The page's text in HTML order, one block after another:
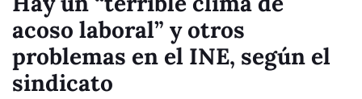
acoso laboral” y otros
problemas en el INE, según el
sindicato